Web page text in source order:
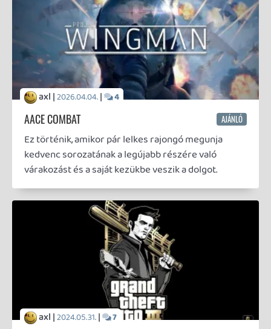
2026.04.04.| 4
AJÁNLÓ
Ez történik, amikor pár lelkes rajongó megunja
kedvenc sorozatának a legújabb részére való
várakozást és a saját kezükbe veszik a dolgot.
axl |2024.05.31. | 7
GTA III DEFINITIVE EDITION?
Avagy mi szükség a hivatalos fércmunkára, mikor
pár - tényleg - egyszerű mod segítségével az
eredeti kiadásban is megvalósítható normálisan
működő szélesvásznú felbontás, stabil 60 FPS
(anélkül, hogy elbarmolná a játék fizikáját vagy az
alapvető rendszereinek működését), nagyobb
látótávolság és az egyes szigetek közötti
töltőképernyők elhagyása (igaz, modern
rendszereken utóbbiak épphogy felvillantak, de
pont ezért jó, hogy már ennyi sincs belőlük).
Ezenkívül olyan bővítések / javítások, mint...